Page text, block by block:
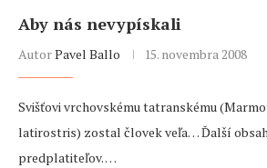
Aby nás nevypískali
AutorPavel Ballo 15. novembra 2008
Svišťovi vrchovskému tatranskému
latirostris) zostal človek veľa… Ďalší
predplatiteľov. …